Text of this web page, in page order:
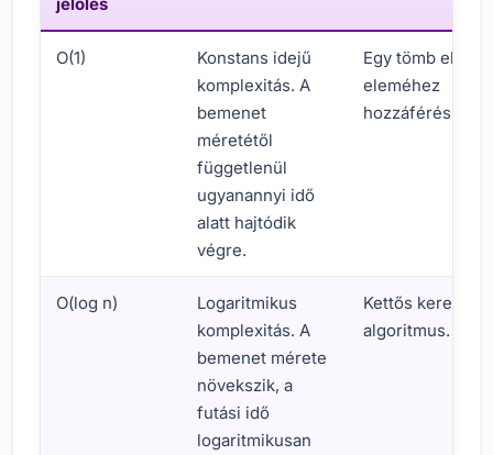
O(1)
Konstans idejű
komplexitás. A
bemenet
méretétől
függetlenül
ugyanannyi idő
alatt hajtódik
végre.
Egy tömb első
eleméhez
hozzáférés.
O(log n)
Logaritmikus
komplexitás. A
bemenet mérete
növekszik, a
futási idő
logaritmikusan
Kettős keresési
algoritmus.